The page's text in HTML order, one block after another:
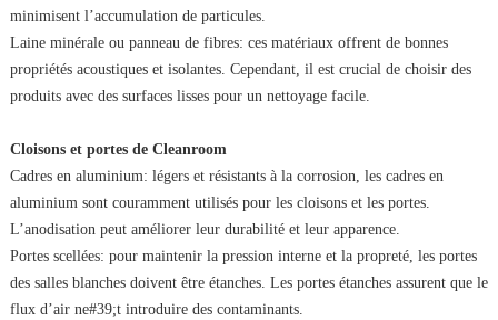
minimisent l’accumulation de particules.
Laine minérale ou panneau de fibres: ces matériaux offrent de bonnes
propriétés acoustiques et isolantes. Cependant, il est crucial de choisir des
produits avec des surfaces lisses pour un nettoyage facile.
Cloisons et portes de Cleanroom
Cadres en aluminium: légers et résistants à la corrosion, les cadres en
aluminium sont couramment utilisés pour les cloisons et les portes.
L’anodisation peut améliorer leur durabilité et leur apparence.
Portes scellées: pour maintenir la pression interne et la propreté, les portes
des salles blanches doivent être étanches. Les portes étanches assurent que le
flux d’air ne#39;t introduire des contaminants.